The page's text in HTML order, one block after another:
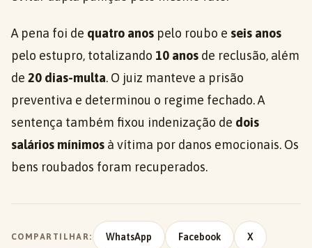
A pena foi de quatro anos pelo roubo e seis anos
pelo estupro, totalizando 10 anos de reclusão, além
de 20 dias-multa. O juiz manteve a prisão
preventiva e determinou o regime fechado. A
sentença também fixou indenização de dois
salários mínimos à vítima por danos emocionais. Os
bens roubados foram recuperados.
COMPARTILHAR: WhatsApp Facebook X